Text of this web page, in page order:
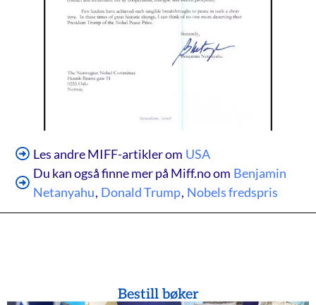
Les andre MIFF-artikler om USA
Du kan også finne mer på Miff.no om Benjamin
Netanyahu, Donald Trump, Nobels fredspris
Bestill bøker